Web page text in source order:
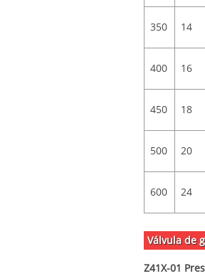
350 14
400 16
450 18
500 20
600 24
Válvula de
Z41X-01